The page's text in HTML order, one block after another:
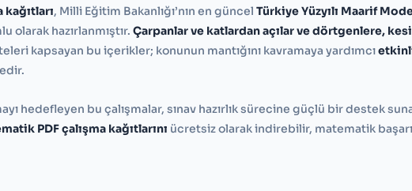
kağıtları, Milli Eğitim Bakanlığı’nın en güncel Türkiye Yüzyılı Maarif
olarak hazırlanmıştır. Çarpanlar ve katlardan açılar ve dörtgenlere,
kapsayan bu içerikler; konunun mantığını kavramaya yardımcı
hedefleyen bu çalışmalar, sınav hazırlık sürecine güçlü bir destek
PDF çalışma kağıtlarını ücretsiz olarak indirebilir, matematik